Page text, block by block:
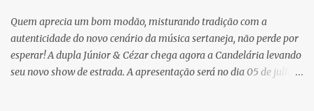
Quem aprecia um bom modão, misturando tradição com a
autenticidade do novo cenário da música sertaneja, não perde por
esperar! A dupla Júnior & Cézar chega agora a Candelária levando
seu novo show de estrada. A apresentação será no dia 05 de julho